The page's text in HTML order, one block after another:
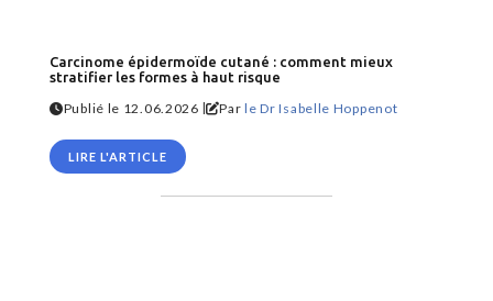
Carcinome épidermoïde cutané : comment mieux
stratifier les formes à haut risque
Publié le 12.06.2026 | Parle Dr Isabelle Hoppenot
LIRE L'ARTICLE